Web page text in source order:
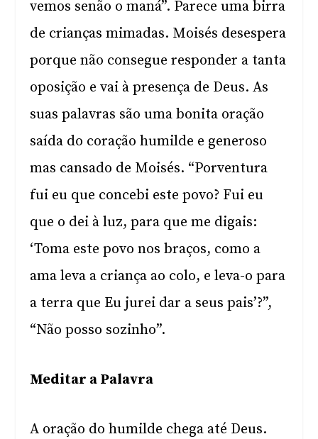
vemos senão o maná”. Parece uma birra
de crianças mimadas. Moisés desespera
porque não consegue responder a tanta
oposição e vai à presença de Deus. As
suas palavras são uma bonita oração
saída do coração humilde e generoso
mas cansado de Moisés. “Porventura
fui eu que concebi este povo? Fui eu
que o dei à luz, para que me digais:
‘Toma este povo nos braços, como a
ama leva a criança ao colo, e leva-o para
a terra que Eu jurei dar a seus pais’?”,
“Não posso sozinho”.
Meditar a Palavra
A oração do humilde chega até Deus.